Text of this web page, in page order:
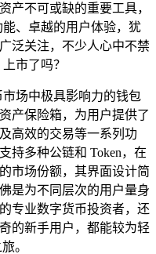
产不可或缺的重要工具，
能、卓越的用户体验，犹
泛关注，不少人心中不禁
市了吗？
市场中极具影响力的钱包
产保险箱，为用户提供了
高效的交易等一系列功
持多种公链和 Token，在
市场份额，其界面设计简
是为不同层次的用户量身
专业数字货币投资者，还
的新手用户，都能较为轻
。